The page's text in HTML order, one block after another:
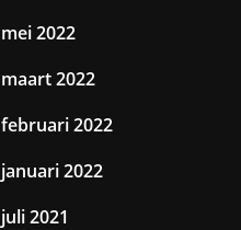
mei 2022
maart 2022
februari 2022
januari 2022
juli 2021